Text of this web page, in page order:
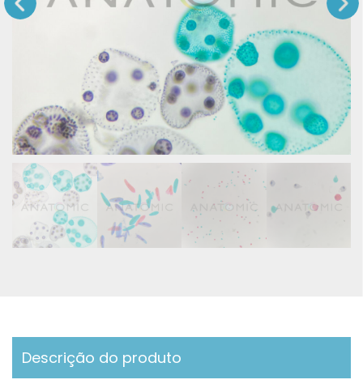
Descrição do produto